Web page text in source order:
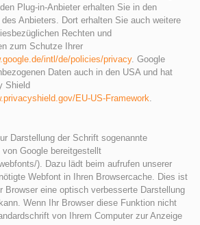
Plug-in-Anbieter erhalten Sie in den
Anbieters. Dort erhalten Sie auch weitere
Rechten und
zum Schutze Ihrer
intl/de/policies/privacy. Google
Daten auch in den USA und hat
Shield
EU-US-Framework.
Darstellung der Schrift sogenannte
Google bereitgestellt
). Dazu lädt beim aufrufen unserer
Webfont in Ihren Browsercache. Dies ist
Browser eine optisch verbesserte Darstellung
Wenn Ihr Browser diese Funktion nicht
von Ihrem Computer zur Anzeige